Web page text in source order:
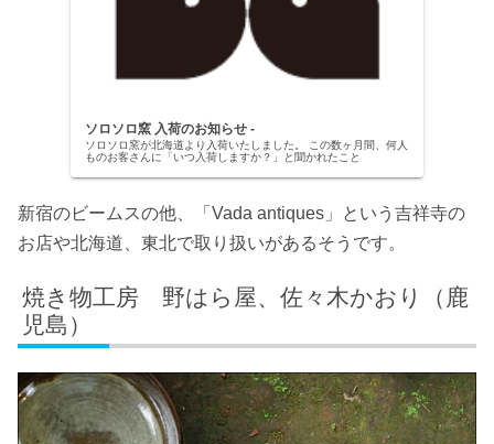
ソロソロ窯 入荷のお知らせ -
ソロソロ窯が北海道より入荷いたしました。 この数ヶ月間、何人
ものお客さんに「いつ入荷しますか？」と聞かれたこと
新宿のビームスの他、「Vada antiques」という吉祥寺の
お店や北海道、東北で取り扱いがあるそうです。
焼き物工房 野はら屋、佐々木かおり（鹿
児島）